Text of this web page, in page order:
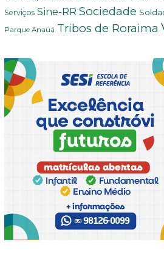
Serviços Sine-RR Sociedade
Parque Anauá Tribos de Roraima